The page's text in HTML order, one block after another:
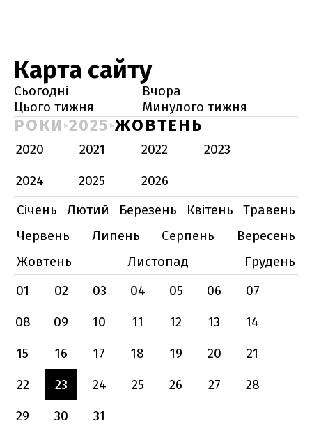
Карта сайту
Сьогодні
Вчора
Цього тижня
Минулого тижня
РОКИ 2025 ЖОВТЕНЬ
2020 2021 2022
2023
2024
2025
2026
Січень
Лютий Березень Квітень
Травень
Червень
Липень Серпень
Вересень
Жовтень
Листопад
Грудень
01
02 03 04 05 06
07
08
09 10 11 12 13
14
15
16 17 18 19 20
21
22
23 24 25 26 27
28
29
30 31